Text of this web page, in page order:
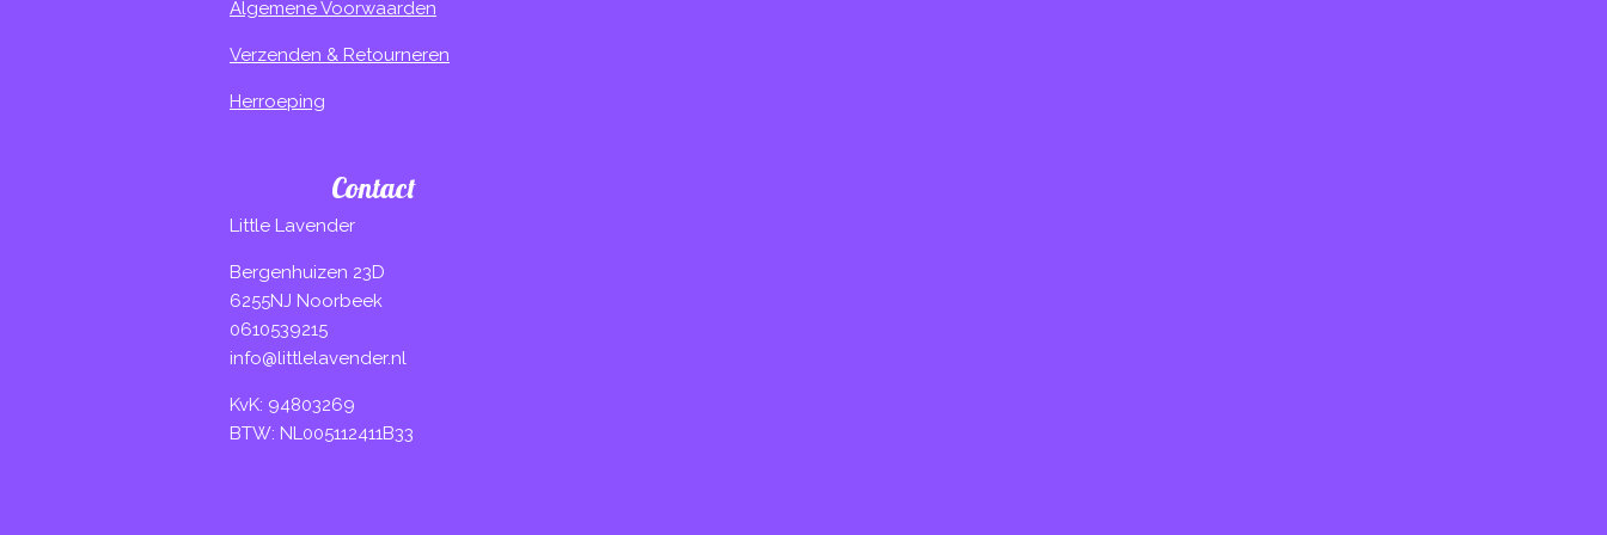
Algemene Voorwaarden
Verzenden & Retourneren
Herroeping
Contact
Little Lavender
Bergenhuizen 23D
6255NJ Noorbeek
0610539215
info@littlelavender.nl
KvK: 94803269
BTW: NL005112411B33